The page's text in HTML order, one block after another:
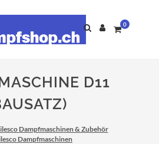
0
D11
Dampfmaschinen & Zubehör
Dampfmaschinen